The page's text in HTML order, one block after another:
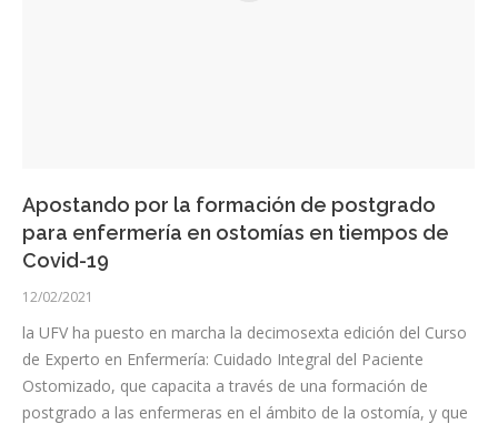
Apostando por la formación de postgrado
para enfermería en ostomías en tiempos de
Covid-19
12/02/2021
la UFV ha puesto en marcha la decimosexta edición del Curso
de Experto en Enfermería: Cuidado Integral del Paciente
Ostomizado, que capacita a través de una formación de
postgrado a las enfermeras en el ámbito de la ostomía, y que